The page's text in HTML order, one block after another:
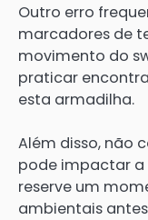
Outro erro
marcadores de
movimento do
praticar
esta armadilha.
Além disso, não
pode impactar a
reserve um
ambientais